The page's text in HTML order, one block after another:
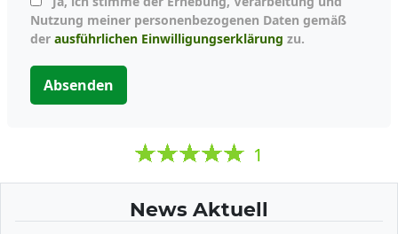
Nutzung meiner personenbezogenen Daten gemäß
der ausführlichen Einwilligungserklärung zu.
Absenden
1
News Aktuell